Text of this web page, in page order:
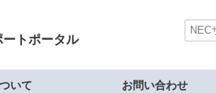
ートポータル
いて お問い合わせ